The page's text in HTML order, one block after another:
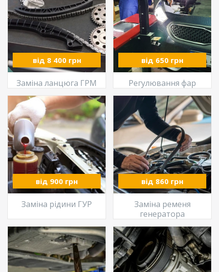
від 8 400 грн
Заміна ланцюга ГРМ
від 650 грн
Регулювання фар
від 900 грн
Заміна рідини ГУР
від 860 грн
Заміна ременя
генератора